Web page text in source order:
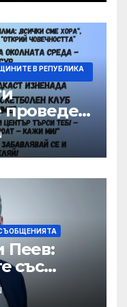
В РЕПУБЛИКА
проведе
на
Пеев:
със
от
и е